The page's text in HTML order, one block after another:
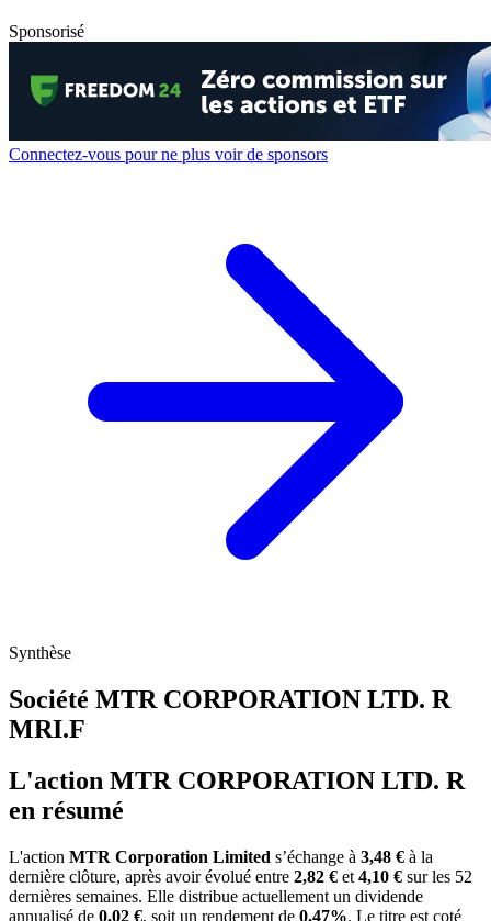
Sponsorisé
Connectez-vous pour ne plus voir de sponsors
Synthèse
Société MTR CORPORATION LTD. R
MRI.F
L'action MTR CORPORATION LTD. R
en résumé
L'action MTR Corporation Limited s’échange à 3,48 € à la
dernière clôture, après avoir évolué entre 2,82 € et 4,10 € sur les 52
dernières semaines. Elle distribue actuellement un dividende
annualisé de 0,02 €, soit un rendement de 0.47%. Le titre est coté